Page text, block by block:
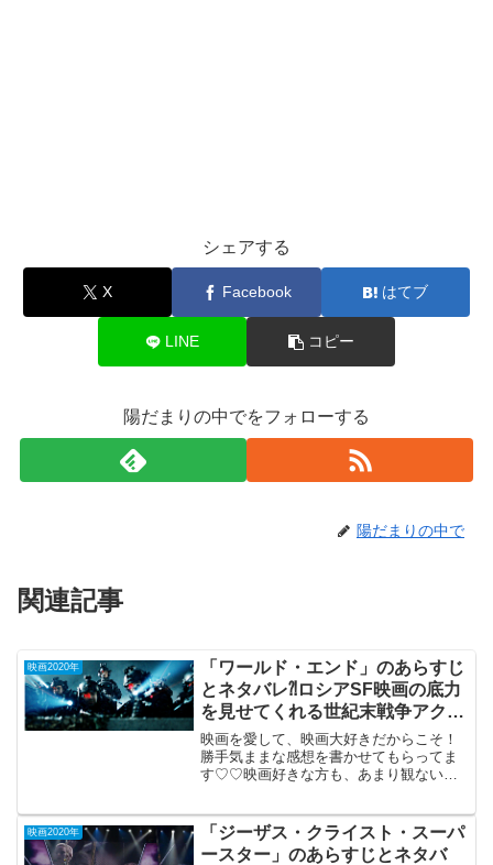
シェアする
X Facebook はてブ
LINE コピー
陽だまりの中でをフォローする
陽だまりの中で
関連記事
映画2020年
「ワールド・エンド」のあらすじ
とネタバレ⁈ロシアSF映画の底力
を見せてくれる世紀末戦争アクシ
ョン
映画を愛して、映画大好きだからこそ！
勝手気ままな感想を書かせてもらってま
す♡♡映画好きな方も、あまり観ない方
(154分）ロシアSF映画の底力を見せて
く...
映画2020年
「ジーザス・クライスト・スーパ
ースター」のあらすじとネタバ